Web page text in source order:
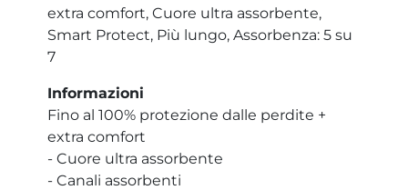
extra comfort, Cuore ultra assorbente,
Smart Protect, Più lungo, Assorbenza: 5 su
7
Informazioni
Fino al 100% protezione dalle perdite +
extra comfort
- Cuore ultra assorbente
- Canali assorbenti